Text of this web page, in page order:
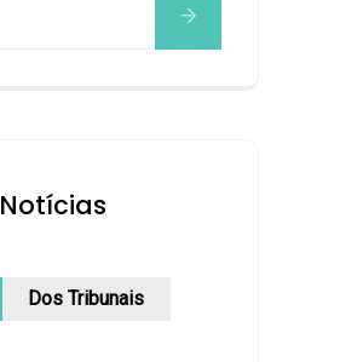
Notícias
Dos Tribunais